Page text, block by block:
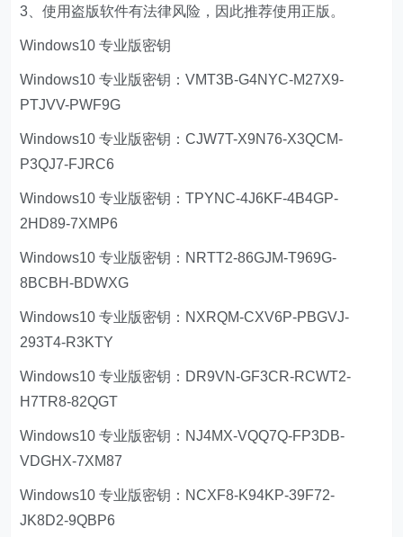
3、使用盗版软件有法律风险，因此推荐使用正版。
Windows10 专业版密钥
Windows10 专业版密钥：VMT3B-G4NYC-M27X9-
PTJVV-PWF9G
Windows10 专业版密钥：CJW7T-X9N76-X3QCM-
P3QJ7-FJRC6
Windows10 专业版密钥：TPYNC-4J6KF-4B4GP-
2HD89-7XMP6
Windows10 专业版密钥：NRTT2-86GJM-T969G-
8BCBH-BDWXG
Windows10 专业版密钥：NXRQM-CXV6P-PBGVJ-
293T4-R3KTY
Windows10 专业版密钥：DR9VN-GF3CR-RCWT2-
H7TR8-82QGT
Windows10 专业版密钥：NJ4MX-VQQ7Q-FP3DB-
VDGHX-7XM87
Windows10 专业版密钥：NCXF8-K94KP-39F72-
JK8D2-9QBP6